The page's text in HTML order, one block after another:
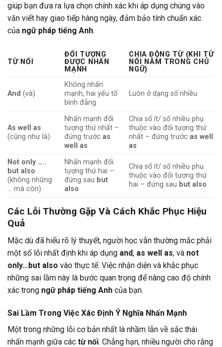
giúp bạn đưa ra lựa chọn chính xác khi áp dụng chúng vào
văn viết hay giao tiếp hàng ngày, đảm bảo tính chuẩn xác
của ngữ pháp tiếng Anh.
TỪ NỐI
ĐỐI TƯỢNG
ĐƯỢC NHẤN
MẠNH
CHIA ĐỘNG TỪ (KHI TỪ
NỐI NẰM TRONG CHỦ
NGỮ)
And (và)
Không nhấn
mạnh, hai yếu tố
bình đẳng
Luôn ở dạng số nhiều
As well as
(cũng như là)
Nhấn mạnh đối
tượng thứ nhất –
đứng trướcas
well as
Chia số ít/ số nhiều phụ
thuộc vào đối tượng thứ
nhất – đứng trướcas well
as
Not only …..
but also
(không những
… mà còn)
Nhấn mạnh đối
tượng thứ hai –
đứng sau but
also
Chia số ít/ số nhiều phụ
thuộc vào đối tượng thứ
hai – đứng sau but also
Các Lỗi Thường Gặp Và Cách Khắc Phục Hiệu
Quả
Mặc dù đã hiểu rõ lý thuyết, người học vẫn thường mắc phải
một số lỗi nhất định khi áp dụng and, as well as, và not
only…but also vào thực tế. Việc nhận diện và khắc phục
những sai lầm này là bước quan trọng để nâng cao độ chính
xác trong ngữ pháp tiếng Anh của bạn.
Sai Lầm Trong Việc Xác Định Ý Nghĩa Nhấn Mạnh
Một trong những lỗi cơ bản nhất là nhầm lẫn về sắc thái
nhấn mạnh giữa các từ nối. Chẳng hạn, nhiều người cho rằng